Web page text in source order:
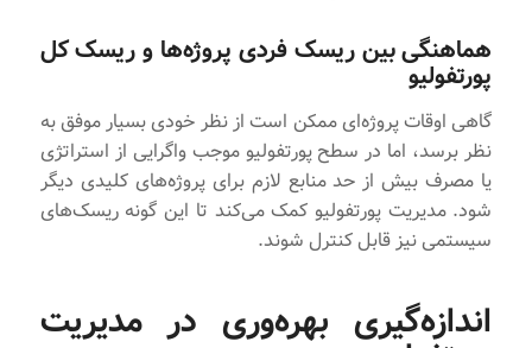
هماهنگی بین ریسک فردی پروژه‌ها و ریسک کل
پورتفولیو
گاهی اوقات پروژه‌ای ممکن است از نظر خودی بسیار موفق به
نظر برسد، اما در سطح پورتفولیو موجب واگرایی از استراتژی
یا مصرف بیش از حد منابع لازم برای پروژه‌های کلیدی دیگر
شود. مدیریت پورتفولیو کمک می‌کند تا این گونه ریسک‌های
سیستمی نیز قابل کنترل شوند.
اندازه‌گیری بهره‌وری در مدیریت